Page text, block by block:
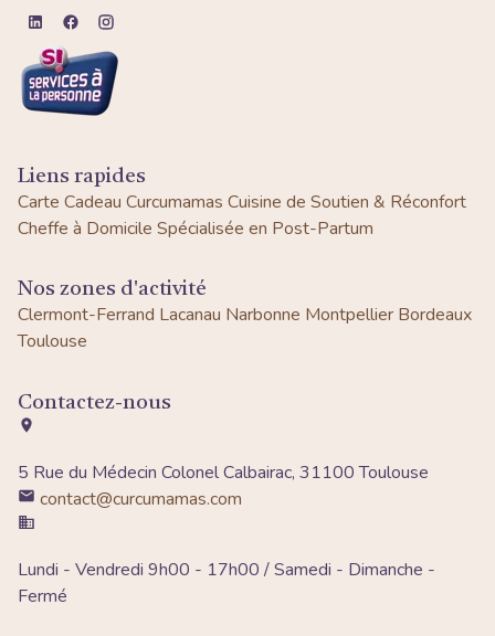
Liens rapides
Carte Cadeau Curcumamas Cuisine de Soutien & Réconfort
Cheffe à Domicile Spécialisée en Post-Partum
Nos zones d'activité
Clermont-Ferrand Lacanau Narbonne Montpellier Bordeaux
Toulouse
Contactez-nous
5 Rue du Médecin Colonel Calbairac, 31100 Toulouse
contact@curcumamas.com
Lundi - Vendredi 9h00 - 17h00 / Samedi - Dimanche -
Fermé